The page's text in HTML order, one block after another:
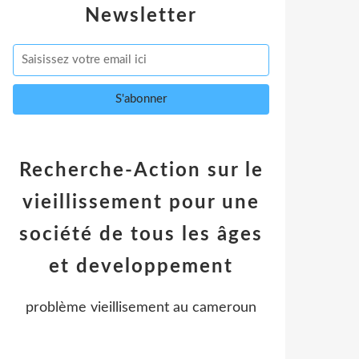
Newsletter
Recherche-Action sur le
vieillissement pour une
société de tous les âges
et developpement
problème vieillisement au cameroun